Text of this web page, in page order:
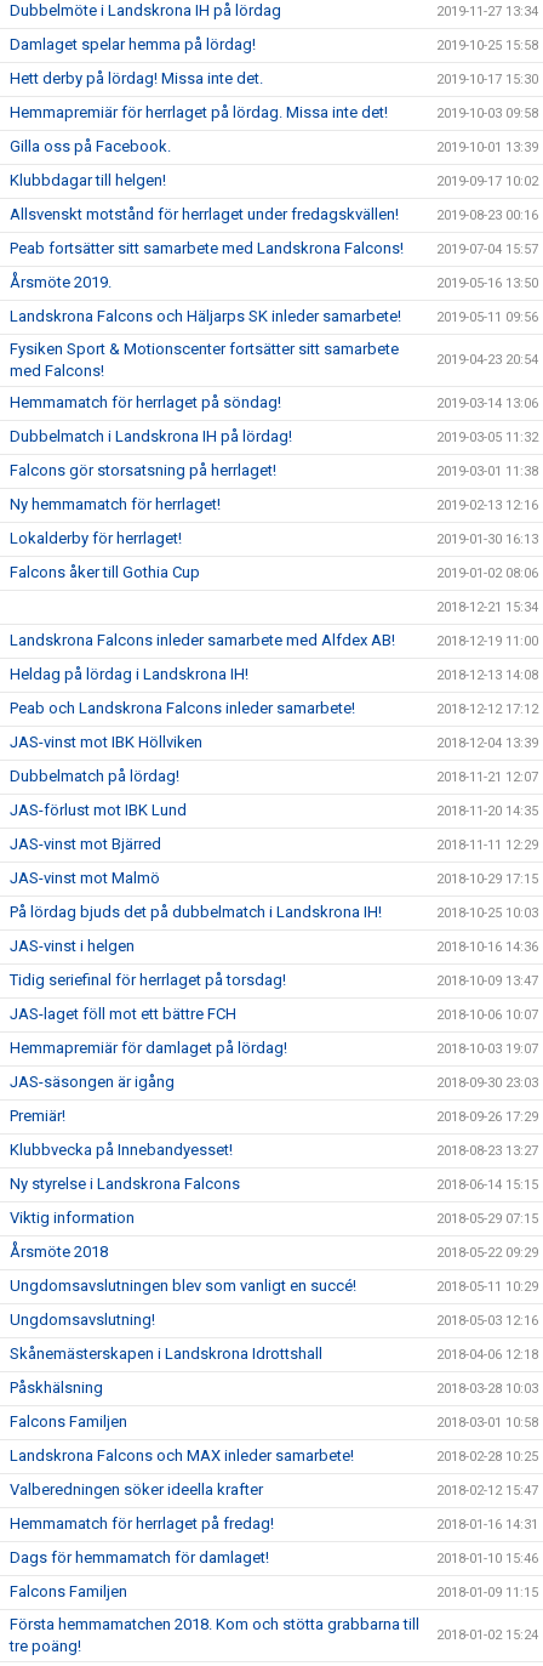
Dubbelmöte i Landskrona IH på lördag 2019-11-27 13:34
Damlaget spelar hemma på lördag! 2019-10-25 15:58
Hett derby på lördag! Missa inte det. 2019-10-17 15:30
Hemmapremiär för herrlaget på lördag. Missa inte det! 2019-10-03 09:58
Gilla oss på Facebook. 2019-10-01 13:39
Klubbdagar till helgen! 2019-09-17 10:02
Allsvenskt motstånd för herrlaget under fredagskvällen! 2019-08-23 00:16
Peab fortsätter sitt samarbete med Landskrona Falcons! 2019-07-04 15:57
Årsmöte 2019. 2019-05-16 13:50
Landskrona Falcons och Häljarps SK inleder samarbete! 2019-05-11 09:56
Fysiken Sport & Motionscenter fortsätter sitt samarbete
med Falcons!
2019-04-23 20:54
Hemmamatch för herrlaget på söndag! 2019-03-14 13:06
Dubbelmatch i Landskrona IH på lördag! 2019-03-05 11:32
Falcons gör storsatsning på herrlaget! 2019-03-01 11:38
Ny hemmamatch för herrlaget! 2019-02-13 12:16
Lokalderby för herrlaget! 2019-01-30 16:13
Falcons åker till Gothia Cup 2019-01-02 08:06
2018-12-21 15:34
Landskrona Falcons inleder samarbete med Alfdex AB! 2018-12-19 11:00
Heldag på lördag i Landskrona IH! 2018-12-13 14:08
Peab och Landskrona Falcons inleder samarbete! 2018-12-12 17:12
JAS-vinst mot IBK Höllviken 2018-12-04 13:39
Dubbelmatch på lördag! 2018-11-21 12:07
JAS-förlust mot IBK Lund 2018-11-20 14:35
JAS-vinst mot Bjärred 2018-11-11 12:29
JAS-vinst mot Malmö 2018-10-29 17:15
På lördag bjuds det på dubbelmatch i Landskrona IH! 2018-10-25 10:03
JAS-vinst i helgen 2018-10-16 14:36
Tidig seriefinal för herrlaget på torsdag! 2018-10-09 13:47
JAS-laget föll mot ett bättre FCH 2018-10-06 10:07
Hemmapremiär för damlaget på lördag! 2018-10-03 19:07
JAS-säsongen är igång 2018-09-30 23:03
Premiär! 2018-09-26 17:29
Klubbvecka på Innebandyesset! 2018-08-23 13:27
Ny styrelse i Landskrona Falcons 2018-06-14 15:15
Viktig information 2018-05-29 07:15
Årsmöte 2018 2018-05-22 09:29
Ungdomsavslutningen blev som vanligt en succé! 2018-05-11 10:29
Ungdomsavslutning! 2018-05-03 12:16
Skånemästerskapen i Landskrona Idrottshall 2018-04-06 12:18
Påskhälsning 2018-03-28 10:03
Falcons Familjen 2018-03-01 10:58
Landskrona Falcons och MAX inleder samarbete! 2018-02-28 10:25
Valberedningen söker ideella krafter 2018-02-12 15:47
Hemmamatch för herrlaget på fredag! 2018-01-16 14:31
Dags för hemmamatch för damlaget! 2018-01-10 15:46
Falcons Familjen 2018-01-09 11:15
Första hemmamatchen 2018. Kom och stötta grabbarna till
tre poäng!
2018-01-02 15:24